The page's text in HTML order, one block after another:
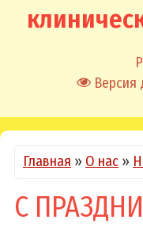
Версия
Главная » О нас »
С